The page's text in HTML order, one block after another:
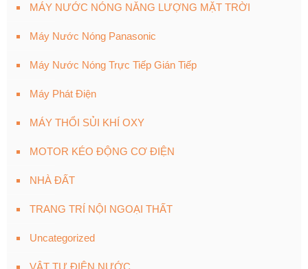
MÁY NƯỚC NÓNG NĂNG LƯỢNG MẶT TRỜI
Máy Nước Nóng Panasonic
Máy Nước Nóng Trực Tiếp Gián Tiếp
Máy Phát Điện
MÁY THỔI SỦI KHÍ OXY
MOTOR KÉO ĐỘNG CƠ ĐIỆN
NHÀ ĐẤT
TRANG TRÍ NỘI NGOẠI THẤT
Uncategorized
VẬT TƯ ĐIỆN NƯỚC